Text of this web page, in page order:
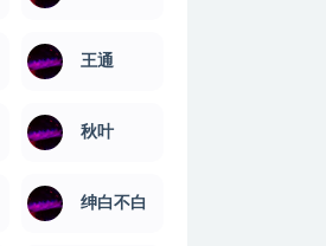
王通
秋叶
绅白不白